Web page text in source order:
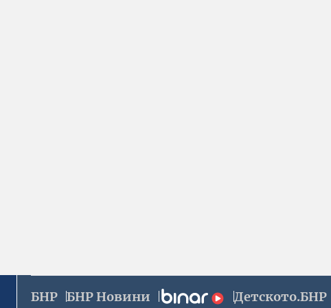
БНР БНР Новини Детското.БНР